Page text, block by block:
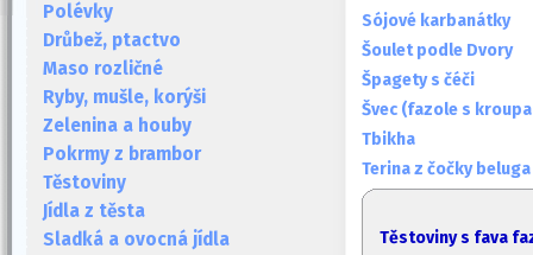
Polévky
Drůbež, ptactvo
Maso rozličné
Ryby, mušle, korýši
Zelenina a houby
Pokrmy z brambor
Těstoviny
Jídla z těsta
Sladká a ovocná jídla
Sójové karbanátky
Šoulet podle Dvory
Špagety s čéči
Švec (fazole s
Tbikha
Terina z čočky
Těstoviny s fava